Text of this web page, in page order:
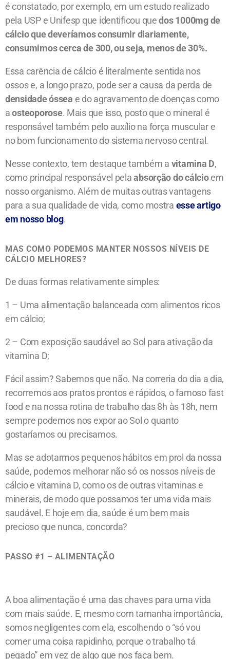
é constatado, por exemplo, em um estudo realizado
pela USP e Unifesp que identificou quedos 1000mg de
cálcio que deveríamos consumir diariamente,
consumimos cerca de 300, ou seja, menos de 30%.
Essa carência de cálcio é literalmente sentida nos
ossos e, a longo prazo, pode ser a causa da perda de
densidade óssea e do agravamento de doenças como
aosteoporose. Mais que isso, posto que o mineral é
responsável também pelo auxílio na força muscular e
no bom funcionamento do sistema nervoso central.
Nesse contexto, tem destaque também a vitamina D,
como principal responsável pelaabsorção do cálcioem
nosso organismo. Além de muitas outras vantagens
para a sua qualidade de vida, como mostra esse artigo
em nosso blog.
MAS COMO PODEMOS MANTER NOSSOS NÍVEIS DE
CÁLCIO MELHORES?
De duas formas relativamente simples:
1 – Uma alimentação balanceada com alimentos ricos
em cálcio;
2 – Com exposição saudável ao Sol para ativação da
vitamina D;
Fácil assim? Sabemos que não. Na correria do dia a dia,
recorremos aos pratos prontos e rápidos, o famoso fast
food e na nossa rotina de trabalho das 8h às 18h, nem
sempre podemos nos expor ao Sol o quanto
gostaríamos ou precisamos.
Mas se adotarmos pequenos hábitos em prol da nossa
saúde, podemos melhorar não só os nossos níveis de
cálcio e vitamina D, como os de outras vitaminas e
minerais, de modo que possamos ter uma vida mais
saudável. E hoje em dia, saúde é um bem mais
precioso que nunca, concorda?
PASSO #1 – ALIMENTAÇÃO
A boa alimentação é uma das chaves para uma vida
com mais saúde. E, mesmo com tamanha importância,
somos negligentes com ela, escolhendo o “só vou
comer uma coisa rapidinho, porque o trabalho tá
pegado” em vez de algo que nos faça bem.